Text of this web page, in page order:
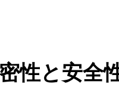
性と安全